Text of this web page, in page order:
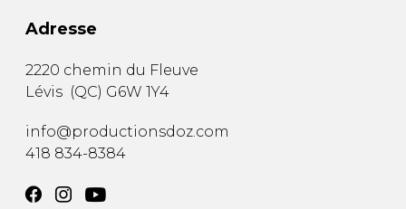
Adresse
2220 chemin du Fleuve
Lévis (QC) G6W 1Y4
info@productionsdoz.com
418 834-8384